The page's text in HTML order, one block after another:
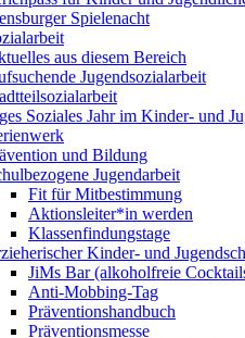
Spielenacht
aus diesem Bereich
Jugendsozialarbeit
Soziales Jahr im Kinder- und
und Bildung
Jugendarbeit
Fit für Mitbestimmung
Aktionsleiter*in werden
Klassenfindungstage
Kinder- und
JiMs Bar (alkoholfreie
Anti-Mobbing-Tag
Präventionshandbuch
Präventionsmesse